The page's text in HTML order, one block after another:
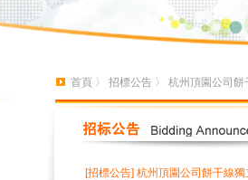
首頁 〉 招標公告 〉 杭州頂園公司
[招標公告] 杭州頂園公司餅干線